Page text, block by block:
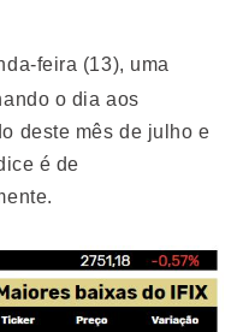
feira (13), uma
o dia aos
deste mês de julho e
é de